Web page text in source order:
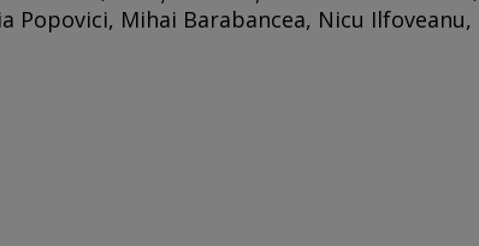
Popovici, Mihai Barabancea, Nicu Ilfoveanu,